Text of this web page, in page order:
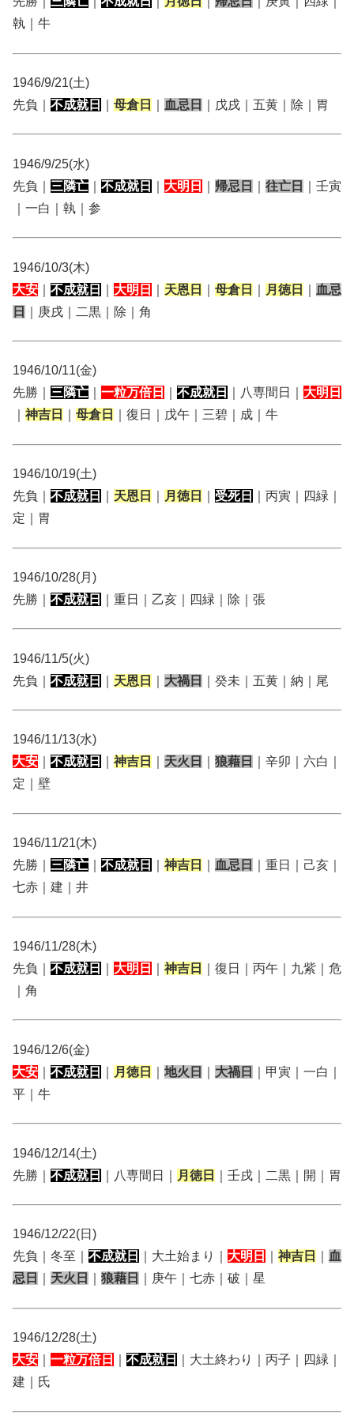
執｜牛
1946/9/21(土)
先負｜ 不成就日 母倉日 血忌日 ｜戊戌｜五黄｜除｜胃
1946/9/25(水)
先負｜ 三隣亡 不成就日 大明日 帰忌日 往亡日
｜壬寅
｜一白｜執｜参
1946/10/3(木)
大安
不成就日 大明日 天恩日 母倉日 月徳日
血忌
日
｜庚戌｜二黒｜除｜角
1946/10/11(金)
先勝｜ 三隣亡 一粒万倍日 不成就日 ｜八専間日｜ 大明日
神吉日 母倉日 ｜復日｜戊午｜三碧｜成｜牛
1946/10/19(土)
先負｜ 不成就日 天恩日 月徳日 受死日
｜丙寅｜四緑｜
定｜胃
1946/10/28(月)
先勝｜ 不成就日 ｜重日｜乙亥｜四緑｜除｜張
1946/11/5(火)
先負｜ 不成就日 天恩日 大禍日 ｜癸未｜五黄｜納｜尾
1946/11/13(水)
大安
不成就日 神吉日 天火日 狼藉日
｜辛卯｜六白｜
定｜壁
1946/11/21(木)
先勝｜ 三隣亡 不成就日 神吉日 血忌日
｜重日｜己亥｜
七赤｜建｜井
1946/11/28(木)
先負｜ 不成就日 大明日 神吉日
｜復日｜丙午｜九紫｜危
｜角
1946/12/6(金)
大安
不成就日 月徳日 地火日 大禍日
｜甲寅｜一白｜
平｜牛
1946/12/14(土)
先勝｜ 不成就日 ｜八専間日｜ 月徳日 ｜壬戌｜二黒｜開｜胃
1946/12/22(日)
先負｜冬至｜ 不成就日 ｜大土始まり｜ 大明日 神吉日
血
忌日
天火日 狼藉日 ｜庚午｜七赤｜破｜星
1946/12/28(土)
大安
一粒万倍日 不成就日
｜大土終わり｜丙子｜四緑｜
建｜氏